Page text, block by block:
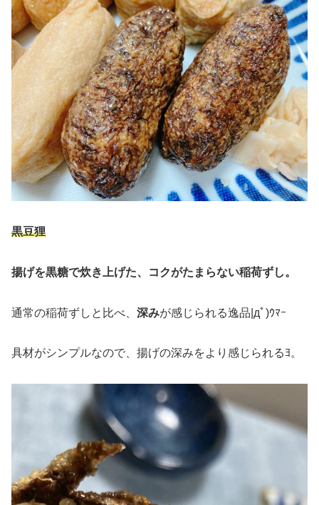
黒豆狸
揚げを黒糖で炊き上げた、コクがたまらない稲荷ずし。
通常の稲荷ずしと比べ、 深みが感じられる逸品|дﾟ)ｳﾏｰ
具材がシンプルなので、揚げの深みをより感じられるﾖ。